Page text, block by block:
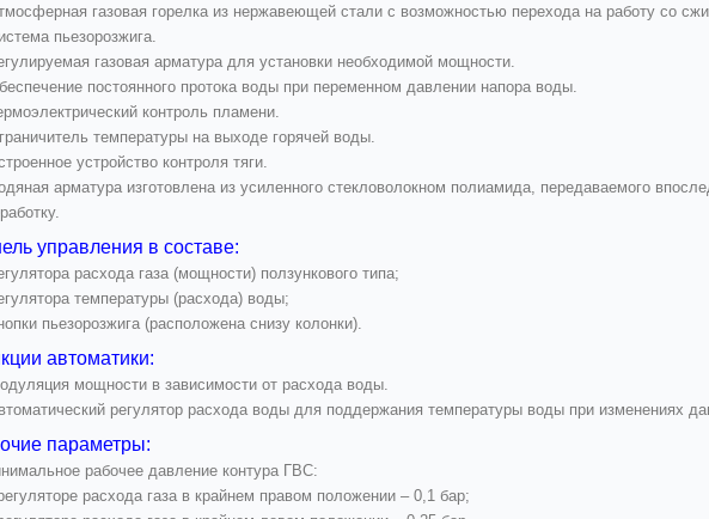
газовая горелка из нержавеющей стали с возможностью перехода на работу со
пьезорозжига.
газовая арматура для установки необходимой мощности.
постоянного протока воды при переменном давлении напора воды.
контроль пламени.
температуры на выходе горячей воды.
устройство контроля тяги.
арматура изготовлена из усиленного стекловолокном полиамида, передаваемого
управления в составе:
расхода газа (мощности) ползункового типа;
температуры (расхода) воды;
пьезорозжига (расположена снизу колонки).
автоматики:
мощности в зависимости от расхода воды.
регулятор расхода воды для поддержания температуры воды при изменениях
параметры:
рабочее давление контура ГВС:
расхода газа в крайнем правом положении – 0,1 бар;